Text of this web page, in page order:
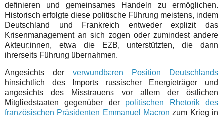
definieren und gemeinsames Handeln zu ermöglichen.
Historisch erfolgte diese politische Führung meistens, indem
Deutschland und Frankreich entweder explizit das
Krisenmanagement an sich zogen oder zumindest andere
Akteur:innen, etwa die EZB, unterstützten, die dann
ihrerseits Führung übernahmen.
Angesichts der verwundbaren Position Deutschlands
hinsichtlich des Imports russischer Energieträger und
angesichts des Misstrauens vor allem der östlichen
Mitgliedstaaten gegenüber der politischen Rhetorik des
französischen Präsidenten Emmanuel Macron zum Krieg in